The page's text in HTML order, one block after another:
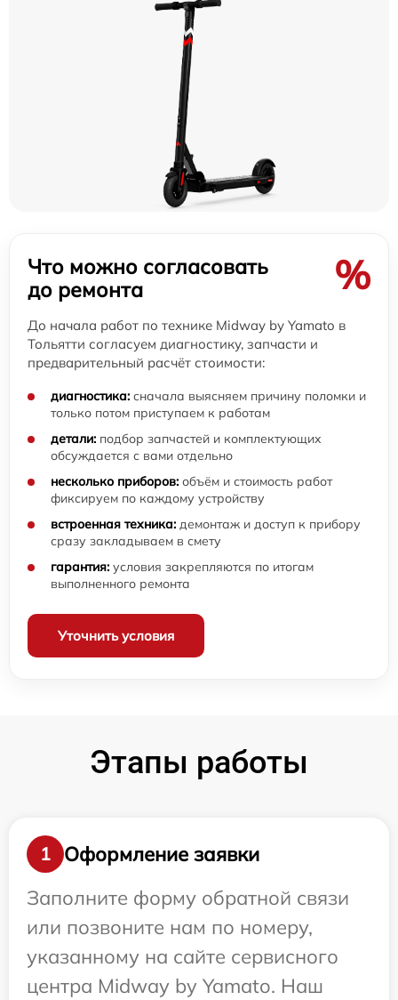
Что можно согласовать
до ремонта
%
До начала работ по технике Midway by Yamato в
Тольятти согласуем диагностику, запчасти и
предварительный расчёт стоимости:
диагностика: сначала выясняем причину поломки и
только потом приступаем к работам
детали: подбор запчастей и комплектующих
обсуждается с вами отдельно
несколько приборов: объём и стоимость работ
фиксируем по каждому устройству
встроенная техника: демонтаж и доступ к прибору
сразу закладываем в смету
гарантия: условия закрепляются по итогам
выполненного ремонта
Уточнить условия
Этапы работы
1
Оформление заявки
Заполните форму обратной связи
или позвоните нам по номеру,
указанному на сайте сервисного
центра Midway by Yamato. Наш